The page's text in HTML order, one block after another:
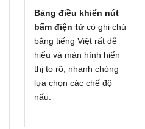
Bảng điều khiển nút
bấm điện tửcó ghi chú
bằng tiếng Việt rất dễ
hiểu và màn hình hiển
thị to rõ, nhanh chóng
lựa chọn các chế độ
nấu.